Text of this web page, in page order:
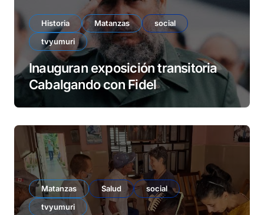
Historia Matanzas
social
tvyumuri
Inauguran exposición transitoria
Cabalgando con Fidel
Matanzas Salud
social
tvyumuri